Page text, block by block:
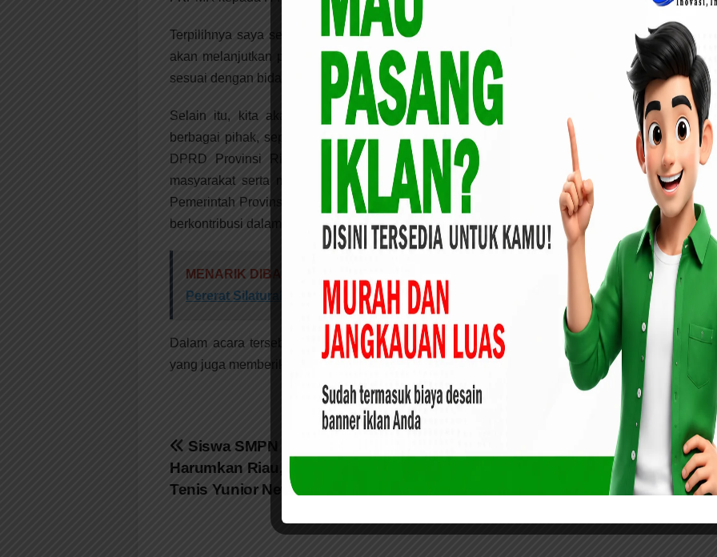
Terpilihnya saya sebagai ketua umum PAW FKPMR masa Khidmat 2025+2030 maka saya
akan melanjutkan program-program FKPMR dan mengefektifkan jajaran pengurus FKPMR
sesuai dengan bidangnya,” ungkap Bambang Mit
Selain itu, kita akan membangun soliditas dan komunikasi serta berkolaborasi dengan
berbagai pihak, seperti LAMR, MUI serta dengan lembaga-lembaga lain termasuk DPR RI,
DPRD Provinsi Riau dan pemerintah Provinsi Riau dalam membangun kesejahteraan
masyarakat serta menyelesaikan persoalan-persoalan masyarakat Riau. Khusus kepada
Pemerintah Provinsi Riau tentunya kita akan samakan persepsi kita, saling mendukung serta
berkontribusi dalam pembangunan provinsi Riau ini,” ujar Mambang Mit
MENARIK DIBACA:
Camat Rumbai Barat Sebut Ivent MTQ Kota Pekanbaru
Pererat Silaturahmi Antar Kelurahan
Dalam acara tersebut, turut hadir beberapa pengurus Badan Pelaksanaan Harian FKPMR
yang juga memberikan ucapan selamat kepada H R Mambang Mit. (YS)
Navigasi
pos
Pengukuhan Pendekar Kehormatan
K.H. Muhammad Mursyid dan
Pelantikan PW XXV Tapak Suci Riau
Siswa SMPN 4 Pekanbaru
Harumkan Riau, Raih Juara Nasional
Tenis Yunior New Armada Cup 2026